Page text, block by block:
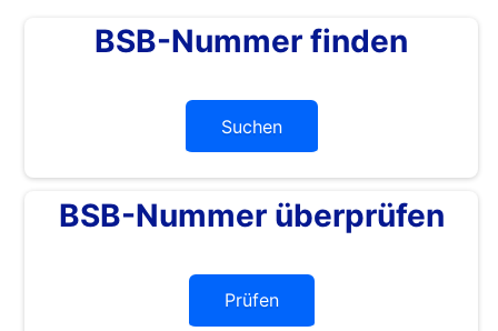
BSB-Nummer finden
Suchen
BSB-Nummer überprüfen
Prüfen